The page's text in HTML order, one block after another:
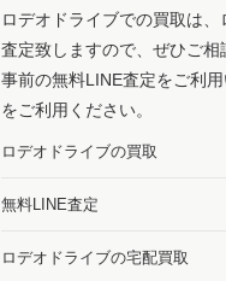
ロデオドライブでの買取は
査定致しますので、ぜひご相
事前の無料LINE査定をご利
をご利用ください。
ロデオドライブの買取
無料LINE査定
ロデオドライブの宅配買取